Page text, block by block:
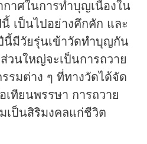
าศในการทำบุญเนื่องใน
เป็นไปอย่างคึกคัก และ
นี้มีวัยรุ่นเข้าวัดทำบุญกัน
วนใหญ่จะเป็นการถวาย
รมต่าง ๆ ที่ทางวัดได้จัด
เทียนพรรษา การถวาย
เป็นสิริมงคลแก่ชีวิต